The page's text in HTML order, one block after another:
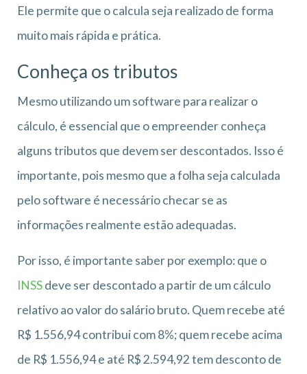
Ele permite que o calcula seja realizado de forma
muito mais rápida e prática.
Conheça os tributos
Mesmo utilizando um software para realizar o
cálculo, é essencial que o empreender conheça
alguns tributos que devem ser descontados. Isso é
importante, pois mesmo que a folha seja calculada
pelo software é necessário checar se as
informações realmente estão adequadas.
Por isso, é importante saber por exemplo: que o
INSSdeve ser descontado a partir de um cálculo
relativo ao valor do salário bruto. Quem recebe até
R$ 1.556,94 contribui com 8%; quem recebe acima
de R$ 1.556,94 e até R$ 2.594,92 tem desconto de